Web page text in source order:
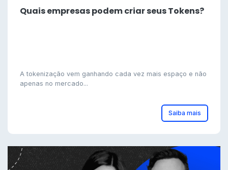
Quais empresas podem criar seus Tokens?
A tokenização vem ganhando cada vez mais espaço e não
apenas no mercado...
Saiba mais